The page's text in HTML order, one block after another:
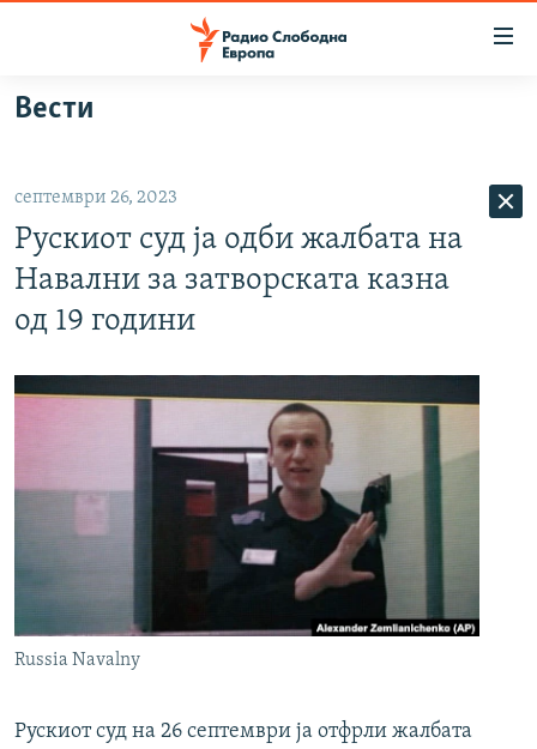
Оди
на
главната
навигација
Премини
на
ВИЗУЕЛНО
ВЕСТИ
ПОДКАСТ ЗОШТО?
РСЕ веб страници
Вести
септември 26, 2023
Рускиот суд ја одби жалбата на
Навални за затворската казна
од 19 години
Russia Navalny
Рускиот суд на 26 септември ја отфрли жалбата